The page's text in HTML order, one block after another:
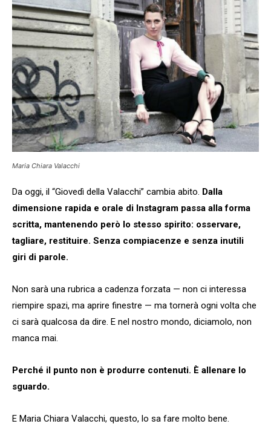
Maria Chiara Valacchi
Da oggi, il “Giovedì della Valacchi” cambia abito. Dalla
dimensione rapida e orale di Instagram passa alla forma
scritta, mantenendo però lo stesso spirito: osservare,
tagliare, restituire. Senza compiacenze e senza inutili
giri di parole.
Non sarà una rubrica a cadenza forzata — non ci interessa
riempire spazi, ma aprire finestre — ma tornerà ogni volta che
ci sarà qualcosa da dire. E nel nostro mondo, diciamolo, non
manca mai.
Perché il punto non è produrre contenuti. È allenare lo
sguardo.
E Maria Chiara Valacchi, questo, lo sa fare molto bene.